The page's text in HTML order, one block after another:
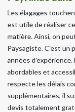
Les élagages
est utile de réaliser
matière. Ainsi, on
Paysagiste. C'est un
années d'expérience.
abordables et
respecte les délais
supplémentaires, il
devis totalement